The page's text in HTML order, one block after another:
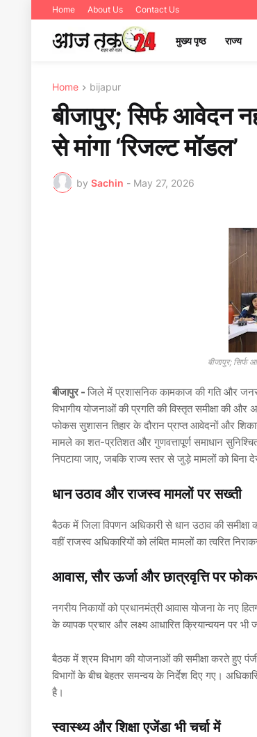
Home About Us Contact Us
मुख्य पृष्ठ राज्य
Home bijapur
बीजापुर; सिर्फ आवेदन
से मांगा ‘रिजल्ट मॉडल’
by Sachin - May 27, 2026
बीजापुर; सिर्फ
बीजापुर - जिले में प्रशासनिक कामकाज की गति और
विभागीय योजनाओं की प्रगति की विस्तृत समीक्षा की
फोकस सुशासन तिहार के दौरान प्राप्त आवेदनों और
मामले का शत-प्रतिशत और गुणवत्तापूर्ण समाधान
निपटाया जाए, जबकि राज्य स्तर से जुड़े मामलों को
धान उठाव और राजस्व मामलों पर सख्ती
बैठक में जिला विपणन अधिकारी से धान उठाव की
वहीं राजस्व अधिकारियों को लंबित मामलों का त्वरित
आवास, सौर ऊर्जा और छात्रवृत्ति पर
नगरीय निकायों को प्रधानमंत्री आवास योजना के नए
के व्यापक प्रचार और लक्ष्य आधारित क्रियान्वयन पर भी
बैठक में श्रम विभाग की योजनाओं की समीक्षा करते हुए
विभागों के बीच बेहतर समन्वय के निर्देश दिए गए।
है।
स्वास्थ्य और शिक्षा एजेंडा भी चर्चा में